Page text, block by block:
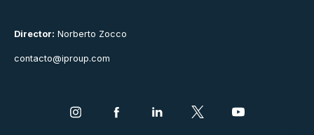
Director: Norberto Zocco
contacto@iproup.com